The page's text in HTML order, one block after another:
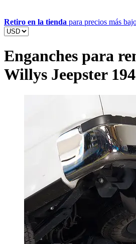
Retiro en la tienda para precios más
Enganches para
Willys Jeepster